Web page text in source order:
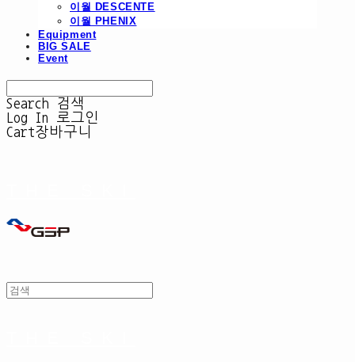
이월 DESCENTE
이월 PHENIX
Equipment
BIG SALE
Event
Search
검색
Log In
로그인
Cart장바구니